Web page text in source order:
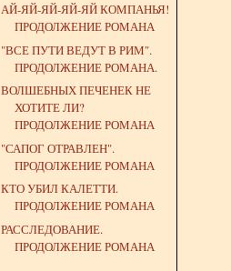
АЙ-ЯЙ-ЯЙ-ЯЙ-ЯЙ КОМПАНЬЯ!
ПРОДОЛЖЕНИЕ РОМАНА
"ВСЕ ПУТИ ВЕДУТ В РИМ".
ПРОДОЛЖЕНИЕ РОМАНА.
ВОЛШЕБНЫХ ПЕЧЕНЕК НЕ
ХОТИТЕ ЛИ?
ПРОДОЛЖЕНИЕ РОМАНА
"САПОГ ОТРАВЛЕН".
ПРОДОЛЖЕНИЕ РОМАНА
КТО УБИЛ КАЛЕТТИ.
ПРОДОЛЖЕНИЕ РОМАНА
РАССЛЕДОВАНИЕ.
ПРОДОЛЖЕНИЕ РОМАНА